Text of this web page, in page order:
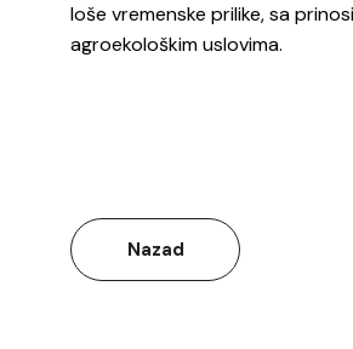
loše vremenske prilike, sa
agroekološkim uslovima.
Nazad